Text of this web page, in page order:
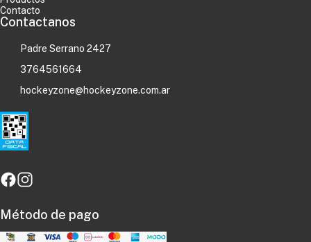
Contacto
Contactanos
Padre Serrano 2427
3764561664
hockeyzone@hockeyzone.com.ar
Método de pago